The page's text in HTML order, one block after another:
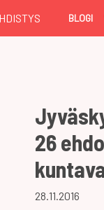
BLOGI
26
28.11.2016